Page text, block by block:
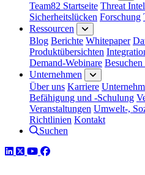
Team82 Startseite Threat
Sicherheitslücken Forschung
Ressourcen
Blog Berichte Whitepaper
Produktübersichten
Demand-Webinare Besuchen
Unternehmen
Über uns Karriere
Befähigung und -Schulung
Veranstaltungen Umwelt-,
Richtlinien Kontakt
Suchen
LinkedIn
TwitterYouTube
Facebook